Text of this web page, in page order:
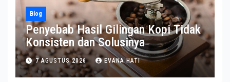
Blog
Penyebab Hasil Gilingan Kopi Tidak
Konsisten dan Solusinya
7 AGUSTUS 2026 EVANA HATI